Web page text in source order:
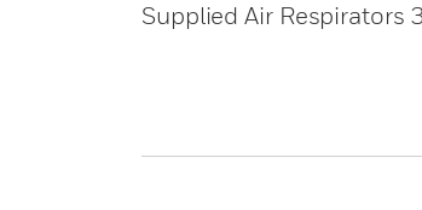
Supplied Air Respirators